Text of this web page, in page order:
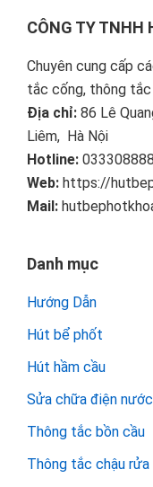
Footer
CÔNG TY TNHH
Chuyên cung cấp
tắc cống, thông
Địa chỉ: 86 Lê
Liêm, Hà Nội
Hotline:
Web: https://
Mail:
Danh mục
Hướng Dẫn
Hút bể phốt
Hút hầm cầu
Sửa chữa điện nước
Thông tắc bồn cầu
Thông tắc chậu rửa